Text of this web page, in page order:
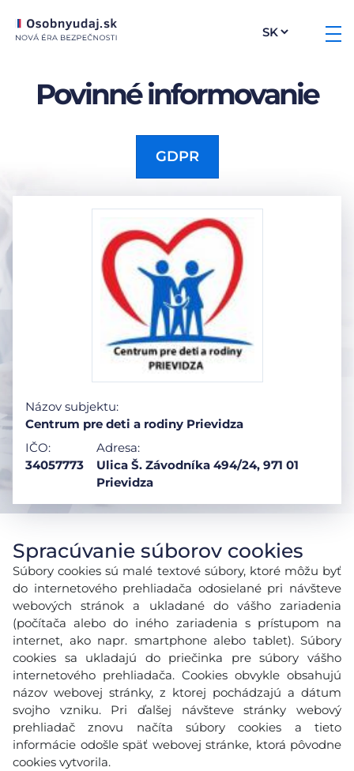
Povinné informovanie
GDPR
Názov subjektu:
Centrum pre deti a rodiny Prievidza
IČO:
34057773
Adresa:
Ulica Š. Závodníka 494/24, 971 01
Prievidza
Spracúvanie súborov cookies
Súbory cookies sú malé textové súbory, ktoré môžu byť
do internetového prehliadača odosielané pri návšteve
webových stránok a ukladané do vášho zariadenia
(počítača alebo do iného zariadenia s prístupom na
internet, ako napr. smartphone alebo tablet). Súbory
cookies sa ukladajú do priečinka pre súbory vášho
internetového prehliadača. Cookies obvykle obsahujú
názov webovej stránky, z ktorej pochádzajú a dátum
svojho vzniku. Pri ďalšej návšteve stránky webový
prehliadač znovu načíta súbory cookies a tieto
informácie odošle späť webovej stránke, ktorá pôvodne
cookies vytvorila.